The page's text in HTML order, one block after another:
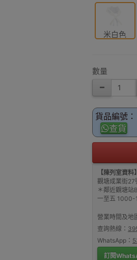
米白色
數量
貨品編號
查貨
【陳列室資料】
觀塘成業街
＊鄰近觀塘
一至五 1000-
營業時間及地
查詢熱線：
WhatsApp：
訂閱